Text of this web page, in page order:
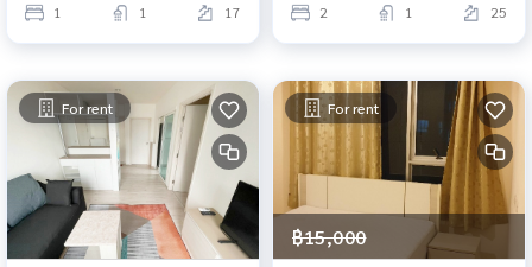
1 1 17 2 1 25
For rent For rent
฿15,000